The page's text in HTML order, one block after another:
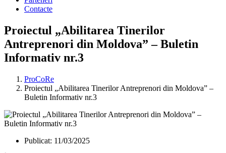
Contacte
Proiectul „Abilitarea Tinerilor
Antreprenori din Moldova” – Buletin
Informativ nr.3
ProCoRe
Proiectul „Abilitarea Tinerilor Antreprenori din Moldova” –
Buletin Informativ nr.3
Publicat: 11/03/2025